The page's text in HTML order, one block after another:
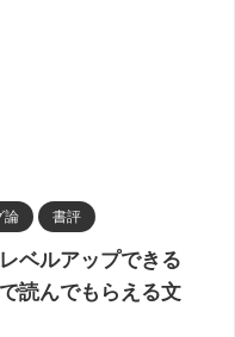
論 書評
ベルアップできる
読んでもらえる文